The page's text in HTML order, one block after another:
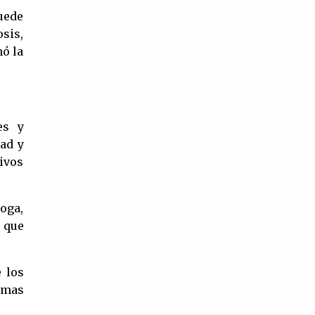
la
y
y
los